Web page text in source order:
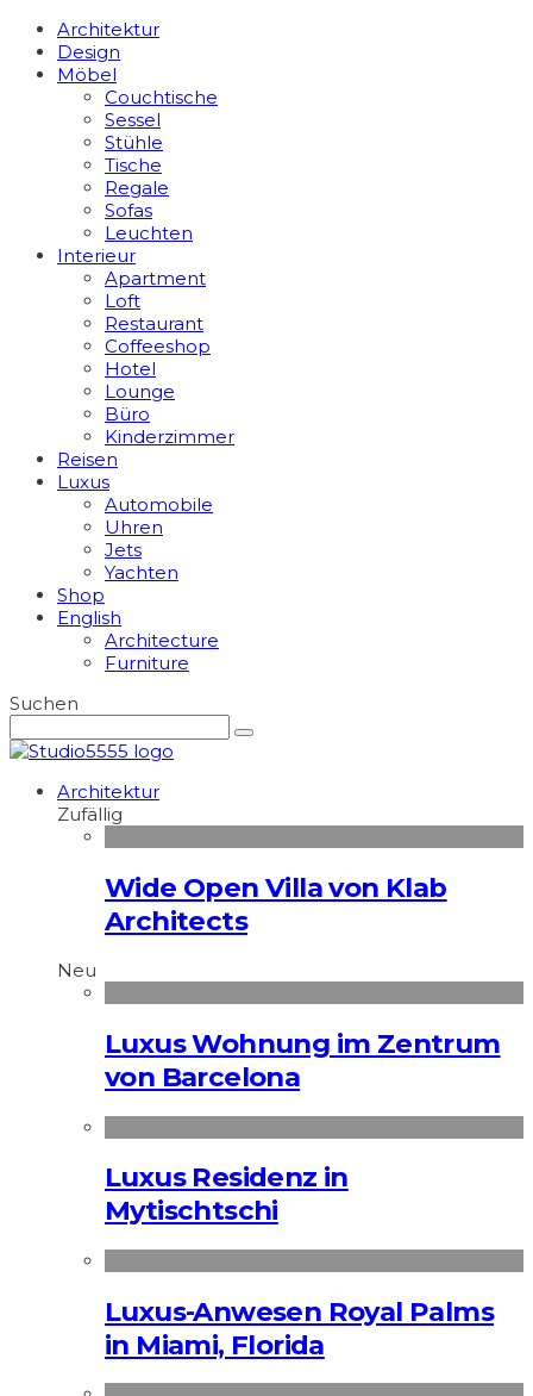
Architektur
Design
Möbel
Couchtische
Sessel
Stühle
Tische
Regale
Sofas
Leuchten
Interieur
Apart­ment
Loft
Restaurant
Coffeeshop
Hotel
Lounge
Büro
Kinderzimmer
Reisen
Luxus
Automobile
Uhren
Jets
Yachten
Shop
English
Architecture
Furniture
Suchen
Architektur
Zufällig
Wide Open Villa von Klab
Architects
Neu
Luxus Wohnung im Zentrum
von Barcelona
Luxus Residenz in
Mytischtschi
Luxus-Anwesen Royal Palms
in Miami, Florida